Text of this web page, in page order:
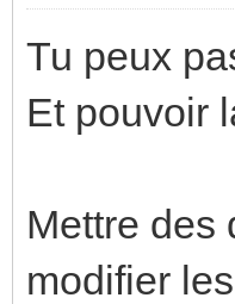
Tu peux
Et pouvoir
Mettre des
modifier